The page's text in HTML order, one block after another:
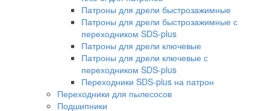
Патроны для дрели быстрозажимные
Патроны для дрели быстрозажимные с
переходником SDS-plus
Патроны для дрели ключевые
Патроны для дрели ключевые с
переходником SDS-plus
Переходники SDS-plus на патрон
Переходники для пылесосов
Подшипники